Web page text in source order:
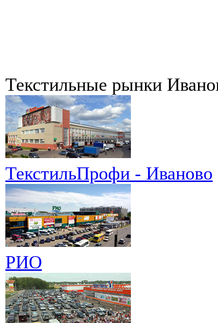
Текстильные рынки
ТекстильПрофи - Иваново
РИО